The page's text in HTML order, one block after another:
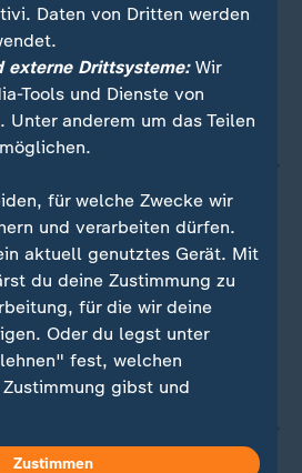
Daten von Dritten werden
externe Drittsysteme:Wir
Tools und Dienste von
Unter anderem um das Teilen
für welche Zwecke wir
und verarbeiten dürfen.
aktuell genutztes Gerät. Mit
du deine Zustimmung zu
für die wir deine
Oder du legst unter
fest, welchen
gibst und
widerrufen oder ändern.
Zustimmen